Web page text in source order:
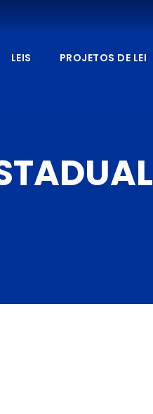
LEIS PROJETOS DE LEI